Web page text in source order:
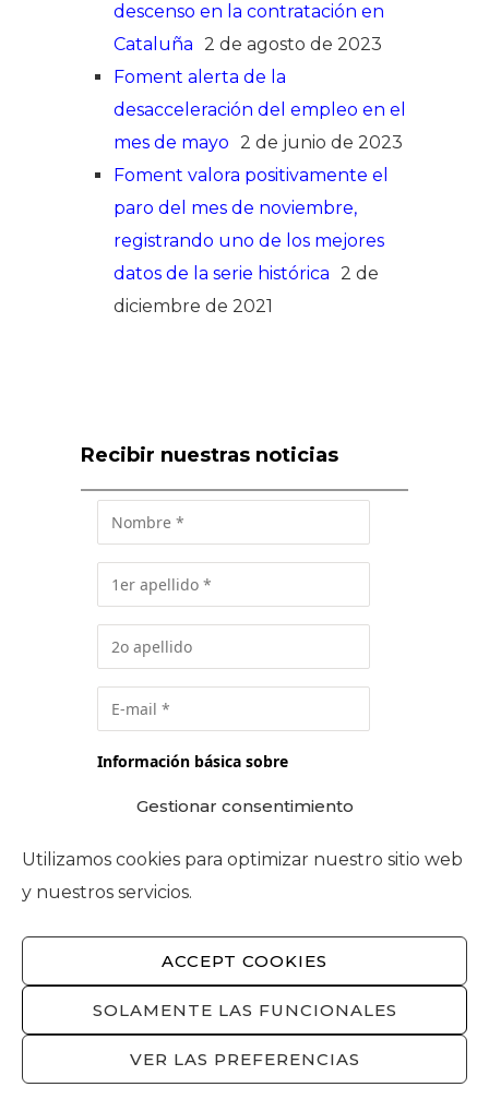
Gestionar consentimiento
Utilizamos cookies para optimizar nuestro sitio web
y nuestros servicios.
ACCEPT COOKIES
SOLAMENTE LAS FUNCIONALES
VER LAS PREFERENCIAS
descenso en la contratación en
Cataluña 2 de agosto de 2023
Foment alerta de la
desacceleración del empleo en el
mes de mayo 2 de junio de 2023
Foment valora positivamente el
paro del mes de noviembre,
registrando uno de los mejores
datos de la serie histórica 2 de
diciembre de 2021
Recibir nuestras noticias
Información básica sobre
TREBALL NACIONAL.
Finalidad:Suscripción a Newsletter
comercial.
Más información y
derechos: Política de privacidad.
datos personales para la finalidad